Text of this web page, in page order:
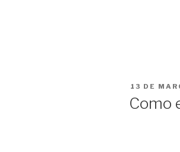
PUBLICAT
A
13 DE
Como